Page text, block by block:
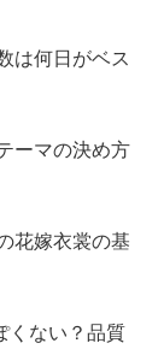
は何日がベス
ーマの決め方
花嫁衣裳の基
くない？品質